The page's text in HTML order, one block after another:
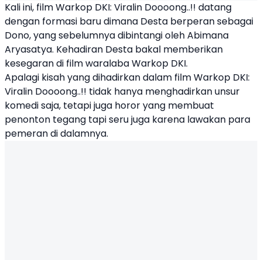
Kali ini, film Warkop DKI: Viralin Doooong..!! datang
dengan formasi baru dimana Desta berperan sebagai
Dono, yang sebelumnya dibintangi oleh Abimana
Aryasatya. Kehadiran Desta bakal memberikan
kesegaran di film waralaba Warkop DKI.
Apalagi kisah yang dihadirkan dalam film Warkop DKI:
Viralin Doooong..!! tidak hanya menghadirkan unsur
komedi saja, tetapi juga horor yang membuat
penonton tegang tapi seru juga karena lawakan para
pemeran di dalamnya.